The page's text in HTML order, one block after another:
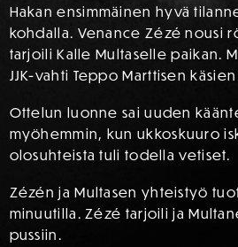
Hakan ensimmäinen hyvä
kohdalla. Venance Zézé nousi
tarjoili Kalle Multaselle paikan.
JJK-vahti Teppo Marttisen
Ottelun luonne sai uuden
myöhemmin, kun ukkoskuuro
olosuhteista tuli todella vetiset.
Zézén ja Multasen yhteistyö
minuutilla. Zézé tarjoili ja
pussiin.